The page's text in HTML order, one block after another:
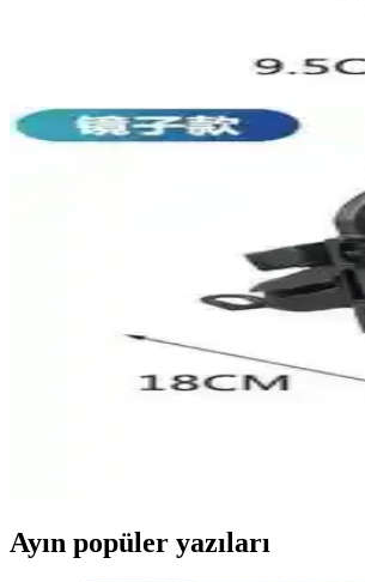
Yongtai Dlloer Yarım Kaskı Gri vs
Bu karşılaştırma Yongtai Dlloer Yarım
inceleyerek avantajlarını ve sınırlılıklarını net
2025'te Motosikletinizi Korumanın
2025'in en dayanıklı Honda NSS250
Moto Boss ve Zintaş MAX10
Moto Boss ve Zintaş MAX10, yüksek
Honda PCX 125 2021-2025
Honda PCX 125 modelleri için özel
Ayın popüler yazıları